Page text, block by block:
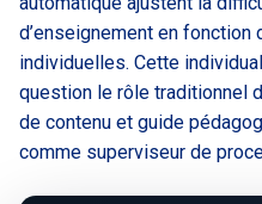
d’enseignement en fonction
individuelles. Cette
question le rôle traditionnel
de contenu et guide
comme superviseur de